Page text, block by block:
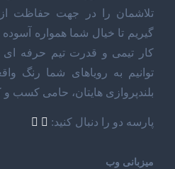
تلاشمان را در جهت حفاظت از
گیریم تا خیال شما همواره آسوده
کار تیمی و قدرت تیم حرفه
توانیم به رویاهای شما رنگ
بلندپروازی هایتان، حامی کسب و
پارسه دو را دنبال کنید:
میزبانی وب